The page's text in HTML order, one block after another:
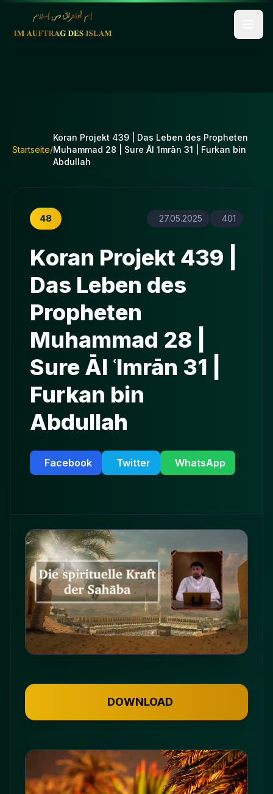
Startseite/
Koran Projekt 439 | Das Leben des Propheten
Muhammad 28 | Sure Āl ʿImrān 31 | Furkan bin
Abdullah
48 27.05.2025 401
Koran Projekt 439 |
Das Leben des
Propheten
Muhammad 28 |
Sure Āl ʿImrān 31 |
Furkan bin
Abdullah
Facebook Twitter WhatsApp
DOWNLOAD